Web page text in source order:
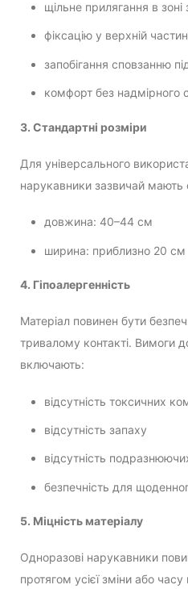
щільне прилягання в зоні
фіксацію у верхній
запобігання сповзанню
комфорт без надмірного
3. Стандартні розміри
Для універсального
нарукавники зазвичай мають
довжина: 40–44 см
ширина: приблизно 20 см
4. Гіпоалергенність
Матеріал повинен бути
тривалому контакті. Вимоги
включають:
відсутність токсичних
відсутність запаху
відсутність
безпечність для
5. Міцність матеріалу
Одноразові нарукавники
протягом усієї зміни або